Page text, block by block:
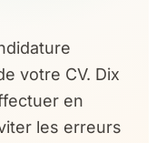
votre CV. Dix
en
les erreurs